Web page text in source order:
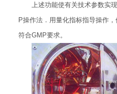
上述功能使有关技术参数实
P操作法．用量化指标指导操作
符合GMP要求。